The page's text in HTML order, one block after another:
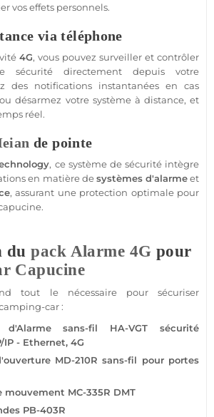
vos effets personnels.
via téléphone
4G, vous pouvez surveiller et contrôler
sécurité directement depuis votre
des notifications instantanées en cas
désarmez votre systèmeà distance, et
réel.
de pointe
, ce systèmede sécuritéintègre
en matière desystèmes d'alarmeet
, assurant une protection optimale pour
dupack Alarme 4G pour
Capucine
tout le nécessaire pour sécuriser
car:
d'Alarme sans-fil HA-VGT
sécurité
IP - Ethernet, 4G
MD-210R sans-fil pour portes
mouvement MC-335R DMT
PB-403R